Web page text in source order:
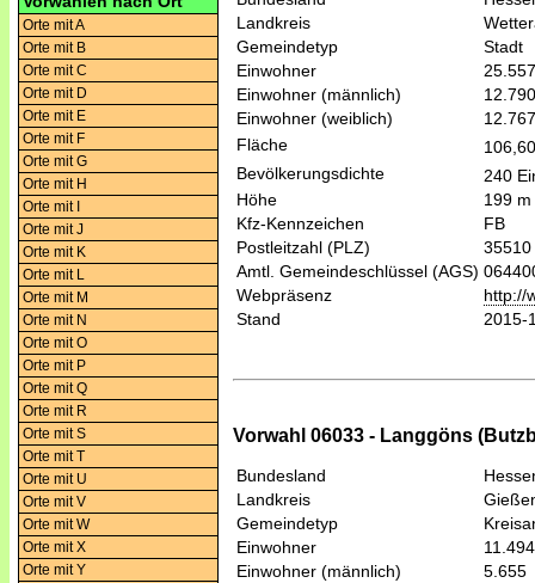
Orte mit A
Orte mit B
Orte mit C
Orte mit D
Orte mit E
Orte mit F
Orte mit G
Orte mit H
Orte mit I
Orte mit J
Orte mit K
Orte mit L
Orte mit M
Orte mit N
Orte mit O
Orte mit P
Orte mit Q
Orte mit R
Orte mit S
Orte mit T
Orte mit U
Orte mit V
Orte mit W
Orte mit X
Orte mit Y
Landkreis
Gemeindetyp
Stadt
Einwohner
25.557
Einwohner (männlich)
12.790
Einwohner (weiblich)
12.767
Fläche
Bevölkerungsdichte
240
Höhe
199
Kfz-Kennzeichen
FB
Postleitzahl (PLZ)
35510
Amtl. Gemeindeschlüssel (AGS)
Webpräsenz
http://
Stand
2015-
Vorwahl 06033 - Langgöns
Bundesland
Landkreis
Gemeindetyp
Einwohner
11.494
Einwohner (männlich)
5.655